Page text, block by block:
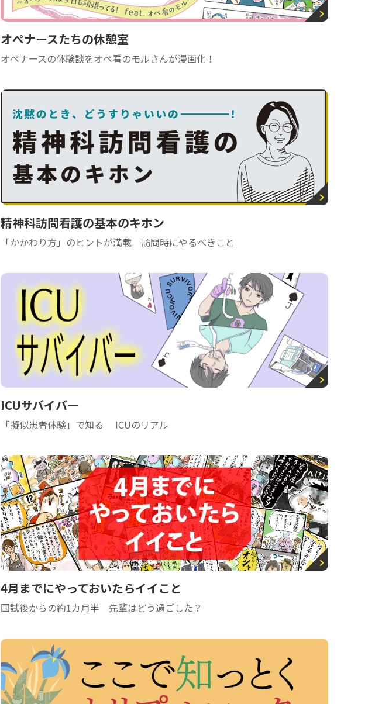
オペナースたちの休憩室
オペナースの体験談をオペ看のモルさんが漫画化！
精神科訪問看護の基本のキホン
「かかわり方」のヒントが満載 訪問時にやるべきこと
ICUサバイバー
「擬似患者体験」で知る ICUのリアル
4月までにやっておいたらイイこと
国試後からの約1カ月半 先輩はどう過ごした？